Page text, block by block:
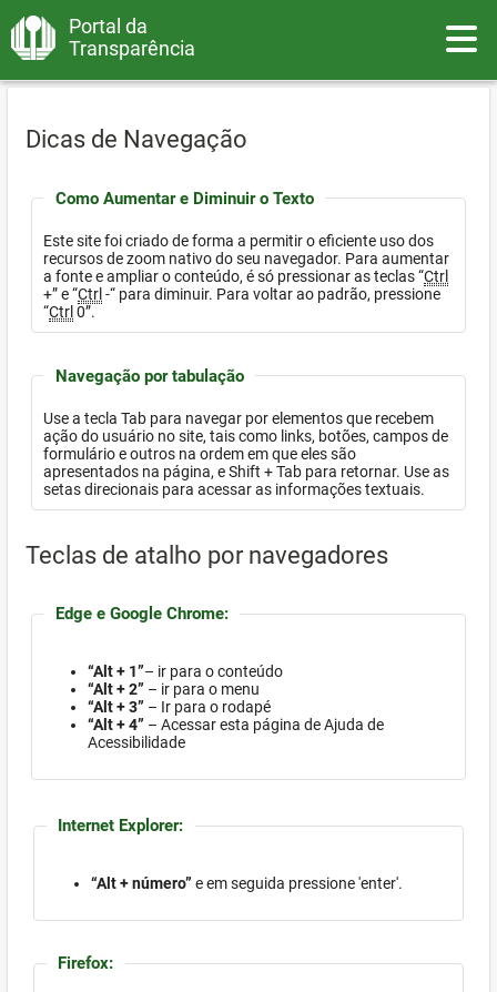
Portal da
Transparência
Dicas de Navegação
Como Aumentar e Diminuir o Texto
Este site foi criado de forma a permitir o eficiente uso dos
recursos de zoom nativo do seu navegador. Para aumentar
a fonte e ampliar o conteúdo, é só pressionar as teclas “Ctrl
+” e “Ctrl-“ para diminuir. Para voltar ao padrão, pressione
“Ctrl0”.
Navegação por tabulação
Use a tecla Tab para navegar por elementos que recebem
ação do usuário no site, tais como links, botões, campos de
formulário e outros na ordem em que eles são
apresentados na página, e Shift + Tab para retornar. Use as
setas direcionais para acessar as informações textuais.
Teclas de atalho por navegadores
Edge e Google Chrome:
“Alt + 1”– ir para o conteúdo
“Alt + 2” – ir para o menu
“Alt + 3” – Ir para o rodapé
“Alt + 4” – Acessar esta página de Ajuda de
Acessibilidade
Internet Explorer:
“Alt + número” e em seguida pressione 'enter'.
Firefox: